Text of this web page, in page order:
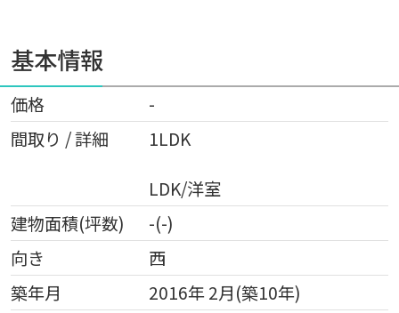
基本情報
価格
-
間取り / 詳細
1LDK
LDK/洋室
建物面積(坪数)
-(-)
向き
西
築年月
2016年 2月(築10年)